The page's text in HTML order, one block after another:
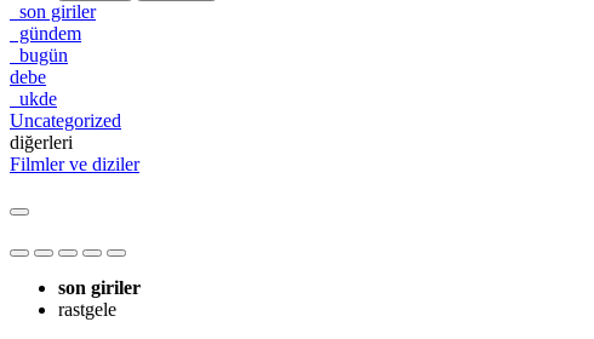
son giriler
gündem
bugün
debe
ukde
Uncategorized
diğerleri
Filmler ve diziler
son giriler
rastgele